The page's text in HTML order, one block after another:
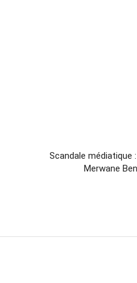
Scandale médiatique
Merwane